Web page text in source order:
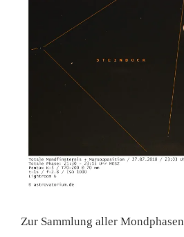
Zur Sammlung aller Mondphasen